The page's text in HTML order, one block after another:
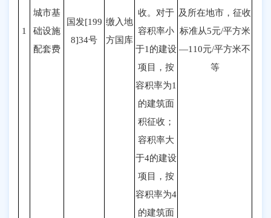
1
城市基
础设施
配套费
国发[199
8]34号
缴入地
方国库
收。对于
容积率小
于1的建设
项目，按
容积率为1
的建筑面
积征收；
容积率大
于4的建设
项目，按
容积率为4
的建筑面
及所在地市，征收
标准从5元/平方米
—110元/平方米不
等